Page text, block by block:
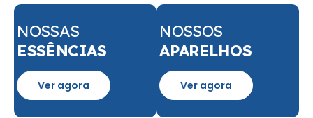
NOSSAS
ESSÊNCIAS
Ver agora
NOSSOS
APARELHOS
Ver agora